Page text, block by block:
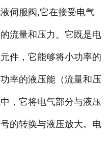
常州EMG伺服阀
- 常州威格士伺服阀
- 常州schneider伺服阀
服阀,它在接受电气
流量和压力。它既是电
件，它能够将小功率的
率的液压能（流量和压
，它将电气部分与液压
的转换与液压放大。电